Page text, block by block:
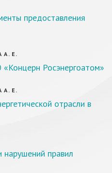
предоставления
А. Е.
Росэнергоатом»
А. Е.
отрасли в
правил